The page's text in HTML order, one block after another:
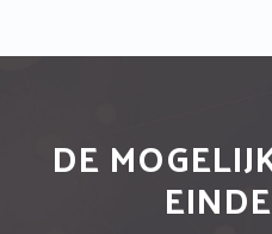
DE